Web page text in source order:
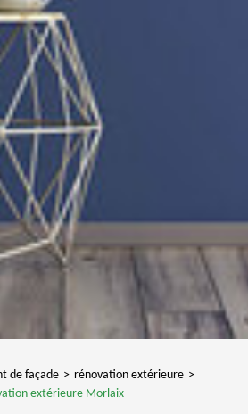
de façade
rénovation extérieure
extérieure Morlaix